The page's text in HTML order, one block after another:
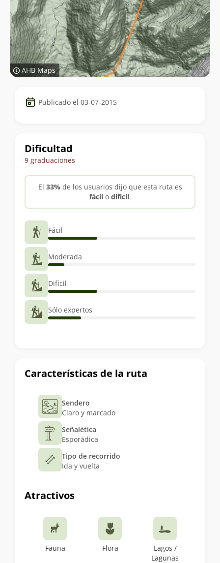
AHB Maps
Datos
del Publicado el 03-07-2015
Características de la ruta
Sendero
Claro y marcado
Señalética
Esporádica
Tipo de recorrido
Ida y vuelta
Atractivos
Fauna Flora
Lagos /
Lagunas
Dificultad
9 graduaciones
El 33% de los usuarios dijo que esta ruta es
fácilo difícil.
Fácil
Moderada
Difícil
Sólo expertos